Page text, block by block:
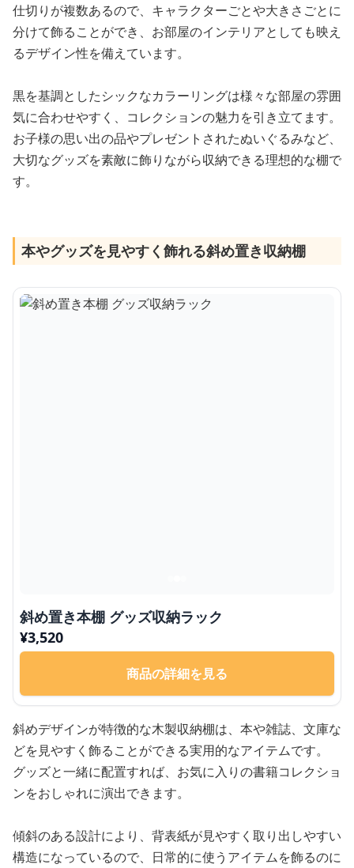
仕切りが複数あるので、キャラクターごとや大きさごとに
分けて飾ることができ、お部屋のインテリアとしても映え
るデザイン性を備えています。
黒を基調としたシックなカラーリングは様々な部屋の雰囲
気に合わせやすく、コレクションの魅力を引き立てます。
お子様の思い出の品やプレゼントされたぬいぐるみなど、
大切なグッズを素敵に飾りながら収納できる理想的な棚で
す。
本やグッズを見やすく飾れる斜め置き収納棚
斜め置き本棚 グッズ収納ラック
¥3,520
商品の詳細を見る
斜めデザインが特徴的な木製収納棚は、本や雑誌、文庫な
どを見やすく飾ることができる実用的なアイテムです。
グッズと一緒に配置すれば、お気に入りの書籍コレクショ
ンをおしゃれに演出できます。
傾斜のある設計により、背表紙が見やすく取り出しやすい
構造になっているので、日常的に使うアイテムを飾るのに